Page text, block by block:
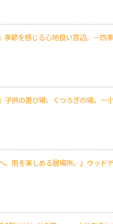
季節を感じる心地良い窓辺。－四
子供の遊び場、くつろぎの場。－
。雨を楽しめる居場所。』ウッド